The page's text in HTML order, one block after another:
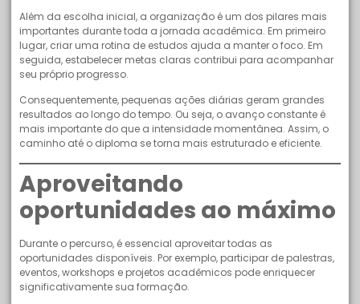
Além da escolha inicial, a organização é um dos pilares mais
importantes durante toda a jornada acadêmica. Em primeiro
lugar, criar uma rotina de estudos ajuda a manter o foco. Em
seguida, estabelecer metas claras contribui para acompanhar
seu próprio progresso.
Consequentemente, pequenas ações diárias geram grandes
resultados ao longo do tempo. Ou seja, o avanço constante é
mais importante do que a intensidade momentânea. Assim, o
caminho até o diploma se torna mais estruturado e eficiente.
Aproveitando
oportunidades ao máximo
Durante o percurso, é essencial aproveitar todas as
oportunidades disponíveis. Por exemplo, participar de palestras,
eventos, workshops e projetos acadêmicos pode enriquecer
significativamente sua formação.